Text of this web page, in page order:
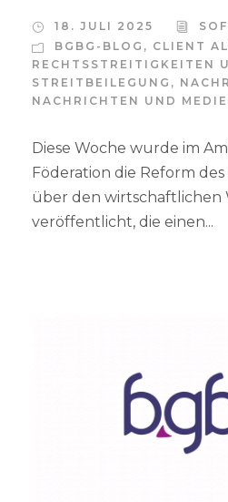
18. JULI 2025
BGBG-BLOG , CLIENT
RECHTSSTREITIGKEITEN
STREITBEILEGUNG ,
NACHRICHTEN UND
Diese Woche wurde im
Föderation die Reform
über den wirtschaftlichen
veröffentlicht, die einen...